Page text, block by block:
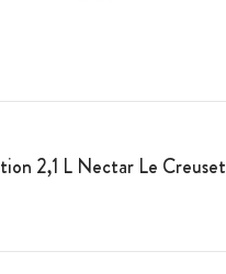
2,1 L Nectar Le Creuset